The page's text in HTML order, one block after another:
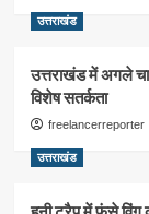
उत्तराखंड
उत्तराखंड में अगले
विशेष सतर्कता
freelancerreporter
उत्तराखंड